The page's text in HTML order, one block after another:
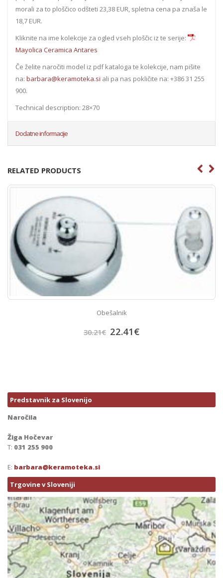
morali za to ploščico odšteti 23,38 EUR, spletna cena pa znaša le
18,7 EUR.
Kliknite na ime kolekcije za ogled vseh ploščic iz te serije:
Mayolica Ceramica Antares
Če želite naročiti model iz pdf kataloga te kolekcije, nam pišite
na: barbara@keramoteka.si ali pa nas pokličite na: +386 31 255
900.
Technical description: 28×70
Dodatne informacije
RELATED PRODUCTS
Obešalnik
30.21€ 22.41€
Predstavnik za Slovenijo
Naročila
Žiga Hočevar
T: 031 255 900
E: barbara@keramoteka.si
Trgovine v Sloveniji